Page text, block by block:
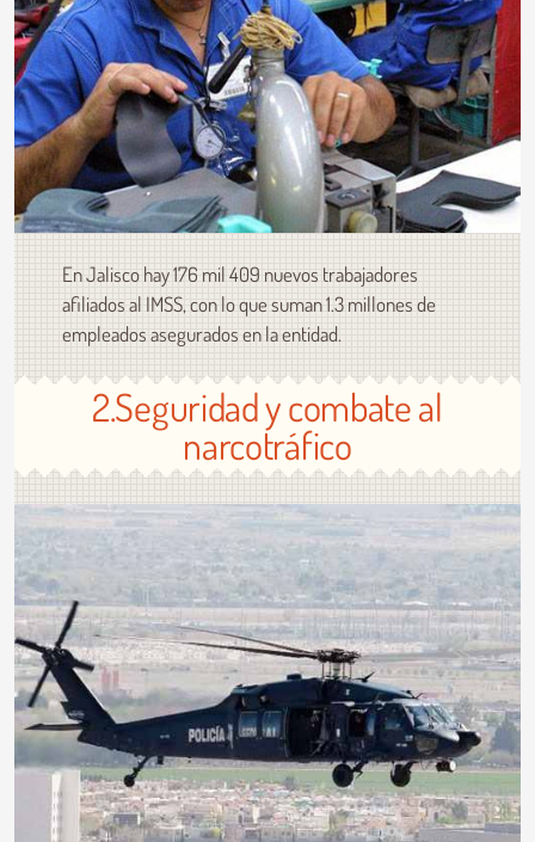
En Jalisco hay 176 mil 409 nuevos trabajadores
afiliados al IMSS, con lo que suman 1.3 millones de
empleados asegurados en la entidad.
2.Seguridad y combate al
narcotráfico